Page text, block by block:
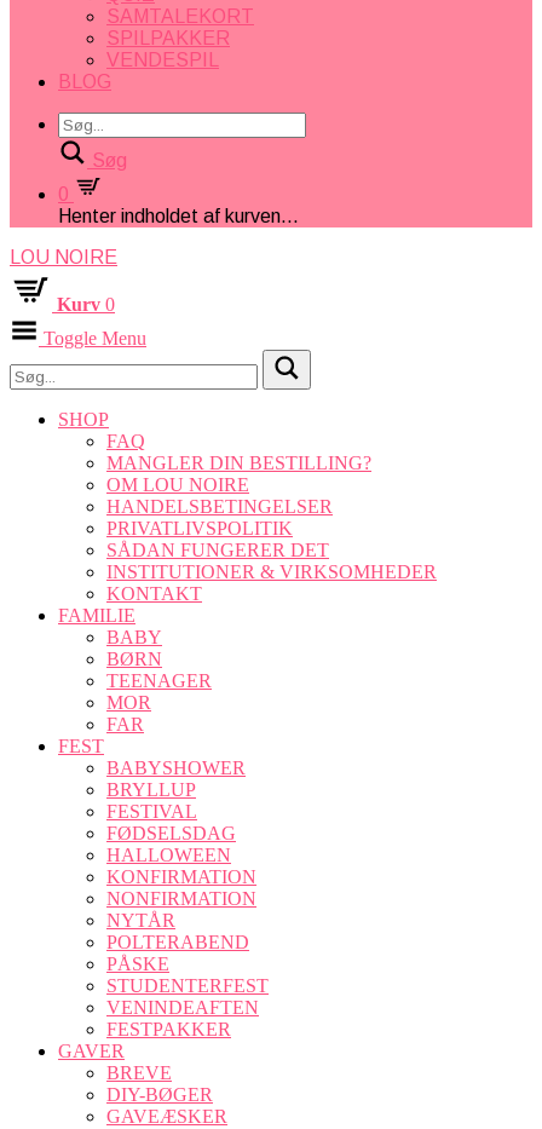
SAMTALEKORT
SPILPAKKER
VENDESPIL
BLOG
Søg
0
Henter indholdet af kurven...
LOU NOIRE
Kurv 0
Toggle Menu
SHOP
FAQ
MANGLER DIN BESTILLING?
OM LOU NOIRE
HANDELSBETINGELSER
PRIVATLIVSPOLITIK
SÅDAN FUNGERER DET
INSTITUTIONER & VIRKSOMHEDER
KONTAKT
FAMILIE
BABY
BØRN
TEENAGER
MOR
FAR
FEST
BABYSHOWER
BRYLLUP
FESTIVAL
FØDSELSDAG
HALLOWEEN
KONFIRMATION
NONFIRMATION
NYTÅR
POLTERABEND
PÅSKE
STUDENTERFEST
VENINDEAFTEN
FESTPAKKER
GAVER
BREVE
DIY-BØGER
GAVEÆSKER